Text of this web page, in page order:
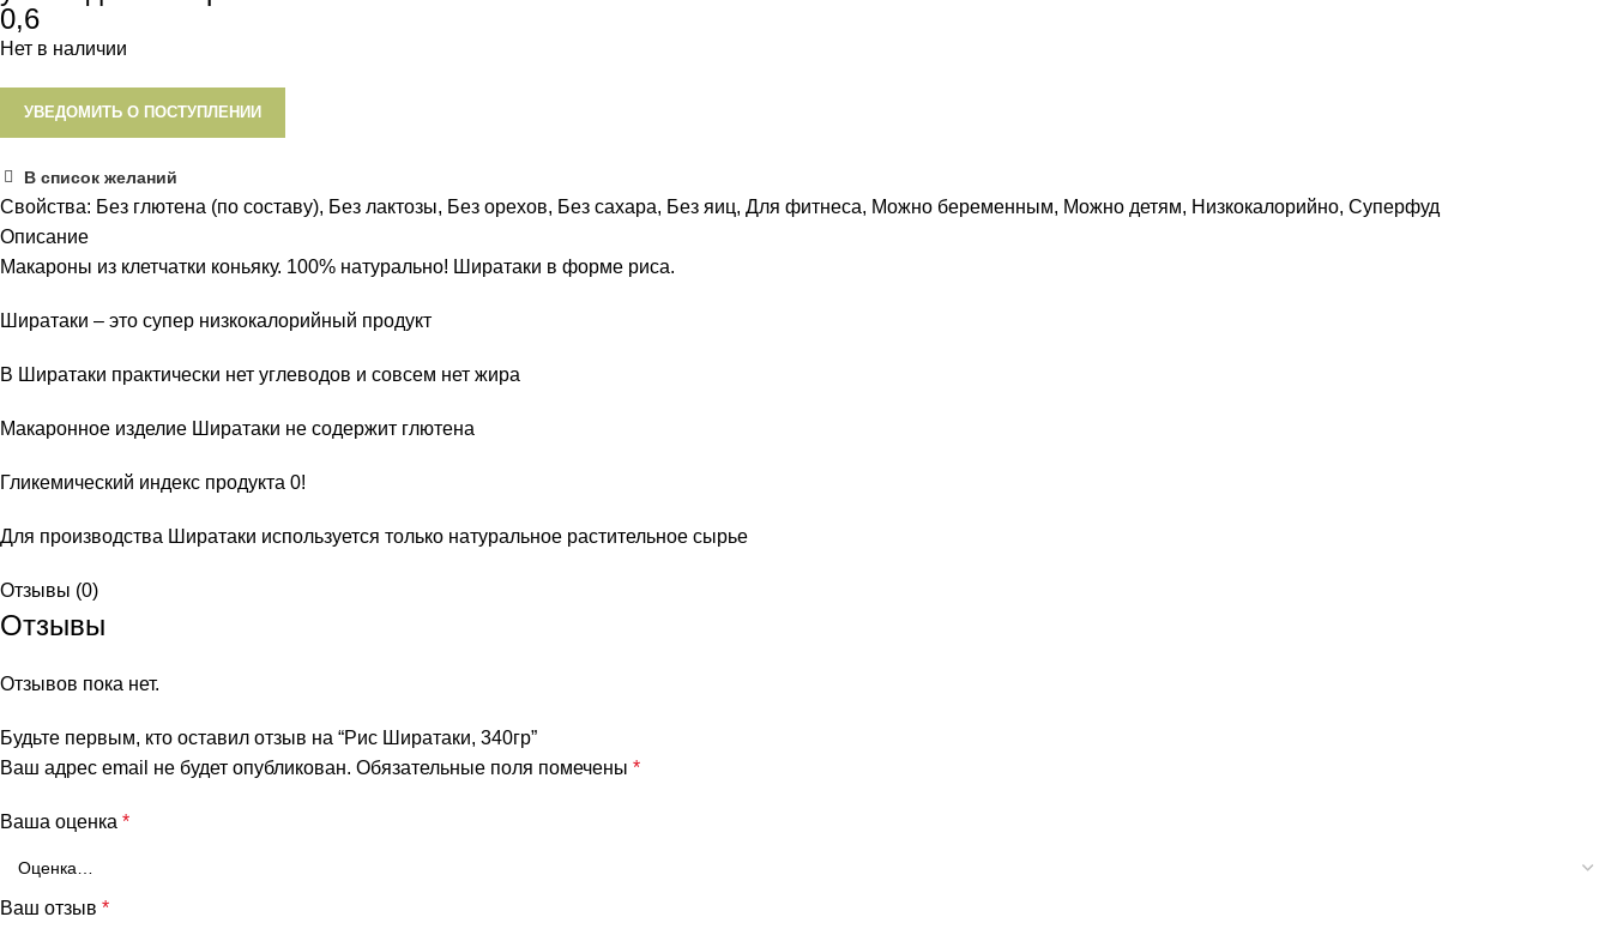
0,6
Нет в наличии
УВЕДОМИТЬ О ПОСТУПЛЕНИИ
В список желаний
Свойства: Без глютена (по составу), Без лактозы, Без орехов, Без сахара, Без яиц, Для фитнеса, Можно беременным, Можно детям, Низкокалорийно, Суперфуд
Описание
Макароны из клетчатки коньяку. 100% натурально! Ширатаки в форме риса.
Ширатаки – это супер низкокалорийный продукт
В Ширатаки практически нет углеводов и совсем нет жира
Макаронное изделие Ширатаки не содержит глютена
Гликемический индекс продукта 0!
Для производства Ширатаки используется только натуральное растительное сырье
Отзывы (0)
Отзывы
Отзывов пока нет.
Будьте первым, кто оставил отзыв на “Рис Ширатаки, 340гр”
Ваш адрес email не будет опубликован. Обязательные поля помечены *
Ваша оценка *
Ваш отзыв *